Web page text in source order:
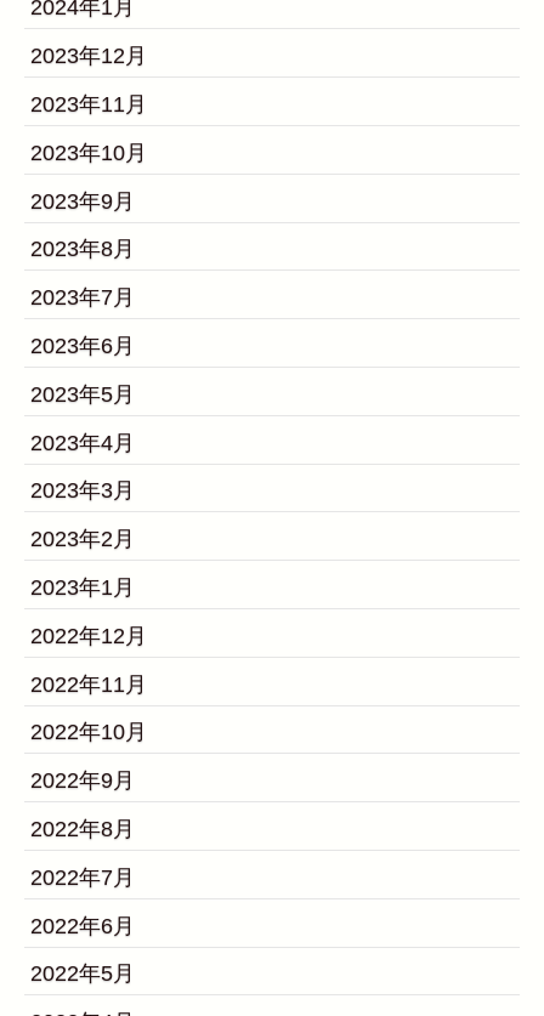
2024年1月
2023年12月
2023年11月
2023年10月
2023年9月
2023年8月
2023年7月
2023年6月
2023年5月
2023年4月
2023年3月
2023年2月
2023年1月
2022年12月
2022年11月
2022年10月
2022年9月
2022年8月
2022年7月
2022年6月
2022年5月